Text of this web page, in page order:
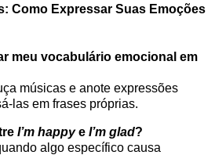
Como Expressar Suas Emoções
meu vocabulário emocional em
músicas e anote expressões
las em frases próprias.
I’m happye I’m glad?
algo específico causa